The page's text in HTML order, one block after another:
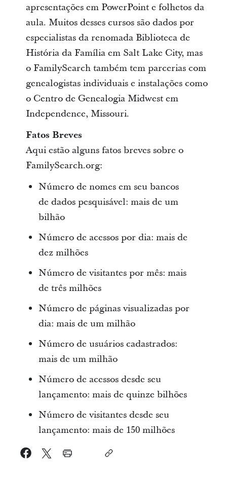
apresentações em PowerPoint e folhetos da
aula. Muitos desses cursos são dados por
especialistas da renomada Biblioteca de
História da Família em Salt Lake City, mas
o FamilySearch também tem parcerias com
genealogistas individuais e instalações como
o Centro de Genealogia Midwest em
Independence, Missouri.
Fatos Breves
Aqui estão alguns fatos breves sobre o
FamilySearch.org:
Número de nomes em seu bancos
de dados pesquisável: mais de um
bilhão
Número de acessos por dia: mais de
dez milhões
Número de visitantes por mês: mais
de três milhões
Número de páginas visualizadas por
dia: mais de um milhão
Número de usuários cadastrados:
mais de um milhão
Número de acessos desde seu
lançamento: mais de quinze bilhões
Número de visitantes desde seu
lançamento: mais de 150 milhões